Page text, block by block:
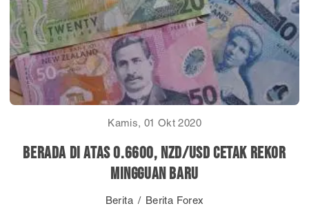
Kamis, 01 Okt 2020
Berada di Atas 0.6600, NZD/USD Cetak Rekor
Mingguan Baru
Berita
Berita Forex